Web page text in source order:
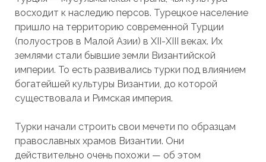
восходит к наследию персов. Турецкое население
пришло на территорию современной Турции
(полуостров в Малой Азии) в XII-XIII веках. Их
землями стали бывшие земли Византийской
империи. То есть развивались турки под влиянием
богатейшей культуры Византии, до которой
существовала и Римская империя.
Турки начали строить свои мечети по образцам
православных храмов Византии. Они
действительно очень похожи — об этом